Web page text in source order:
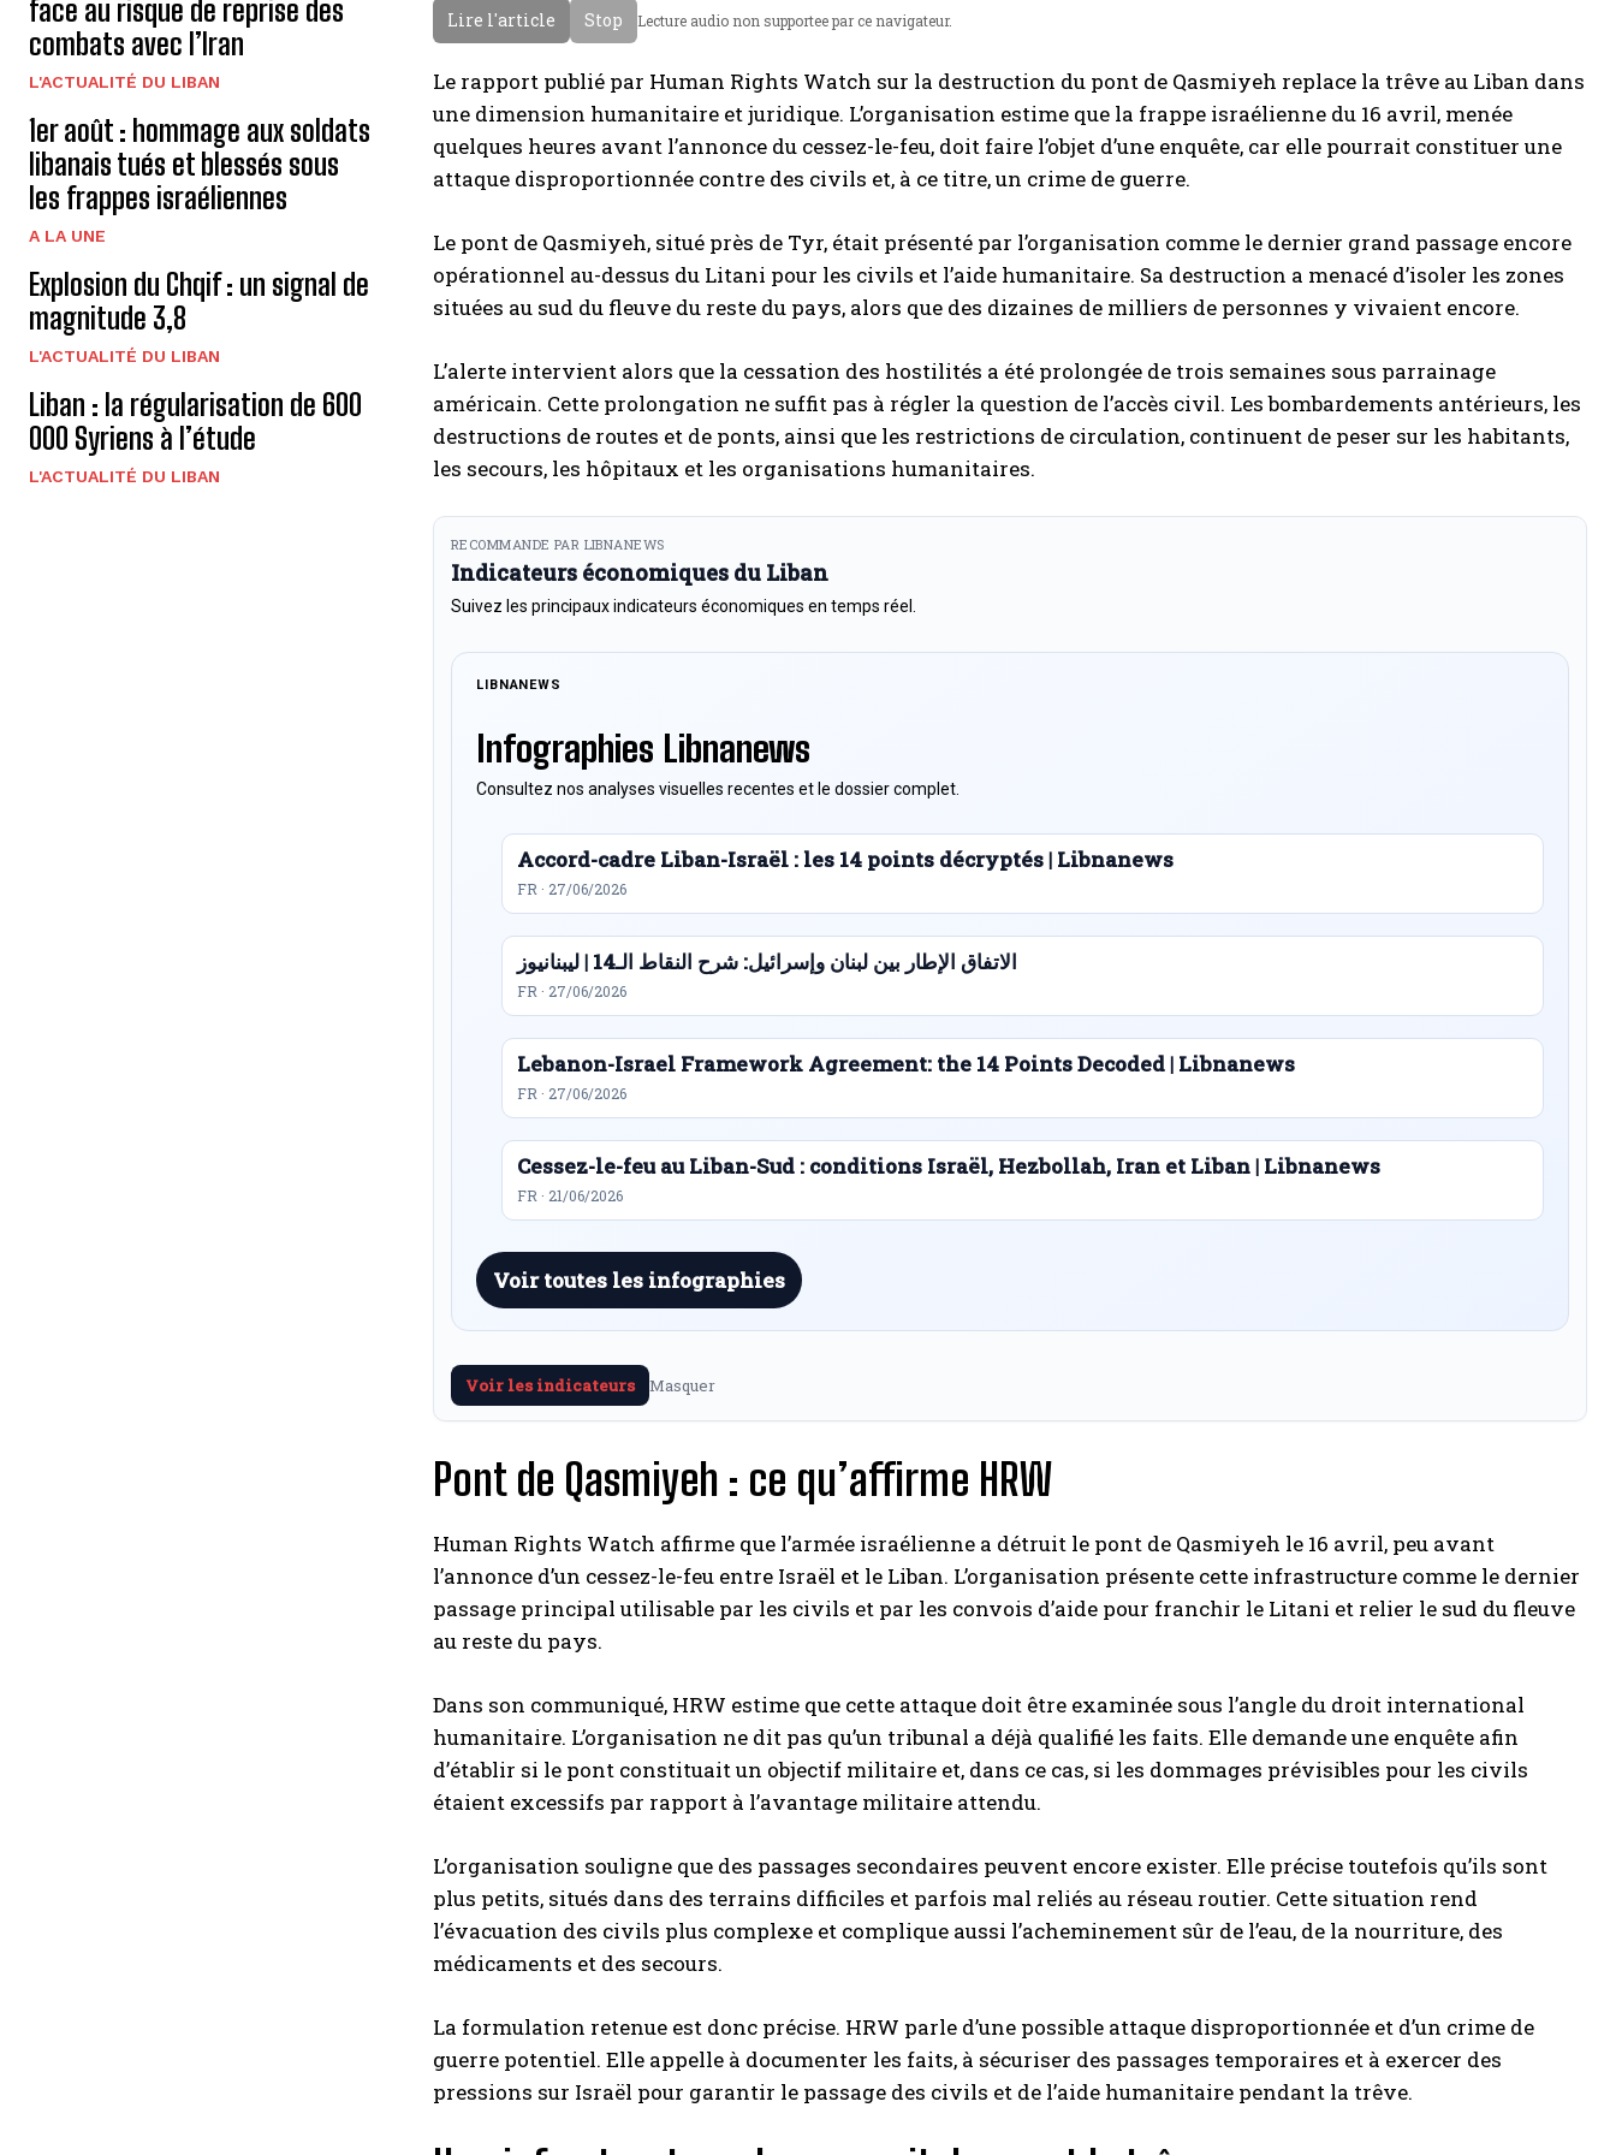
face au risque de reprise des
combats avec l’Iran
L'ACTUALITÉ DU LIBAN
1er août : hommage aux soldats
libanais tués et blessés sous
les frappes israéliennes
A LA UNE
Explosion du Chqif : un signal de
magnitude 3,8
L'ACTUALITÉ DU LIBAN
Liban : la régularisation de 600
000 Syriens à l’étude
L'ACTUALITÉ DU LIBAN
g
a
i
s
a
e
Lire l'article Stop Lecture audio non supportee par ce navigateur.
Le rapport publié par Human Rights Watch sur la destruction du pont de Qasmiyeh replace la trêve au Liban dans
une dimension humanitaire et juridique. L’organisation estime que la frappe israélienne du 16 avril, menée
quelques heures avant l’annonce du cessez-le-feu, doit faire l’objet d’une enquête, car elle pourrait constituer une
attaque disproportionnée contre des civils et, à ce titre, un crime de guerre.
Le pont de Qasmiyeh, situé près de Tyr, était présenté par l’organisation comme le dernier grand passage encore
opérationnel au-dessus du Litani pour les civils et l’aide humanitaire. Sa destruction a menacé d’isoler les zones
situées au sud du fleuve du reste du pays, alors que des dizaines de milliers de personnes y vivaient encore.
L’alerte intervient alors que la cessation des hostilités a été prolongée de trois semaines sous parrainage
américain. Cette prolongation ne suffit pas à régler la question de l’accès civil. Les bombardements antérieurs, les
destructions de routes et de ponts, ainsi que les restrictions de circulation, continuent de peser sur les habitants,
les secours, les hôpitaux et les organisations humanitaires.
RECOMMANDE PAR LIBNANEWS
Indicateurs économiques du Liban
Suivez les principaux indicateurs économiques en temps réel.
LIBNANEWS
Infographies Libnanews
Consultez nos analyses visuelles recentes et le dossier complet.
Accord-cadre Liban-Israël : les 14 points décryptés | Libnanews
FR · 27/06/2026
الاتفاق الإطار بين لبنان وإسرائيل: شرح النقاط الـ14 | ليبنانيوز
FR · 27/06/2026
Lebanon-Israel Framework Agreement: the 14 Points Decoded | Libnanews
FR · 27/06/2026
Cessez-le-feu au Liban-Sud : conditions Israël, Hezbollah, Iran et Liban | Libnanews
FR · 21/06/2026
Voir toutes les infographies
Voir les indicateurs Masquer
Pont de Qasmiyeh : ce qu’affirme HRW
Human Rights Watch affirme que l’armée israélienne a détruit le pont de Qasmiyeh le 16 avril, peu avant
l’annonce d’un cessez-le-feu entre Israël et le Liban. L’organisation présente cette infrastructure comme le dernier
passage principal utilisable par les civils et par les convois d’aide pour franchir le Litani et relier le sud du fleuve
au reste du pays.
Dans son communiqué, HRW estime que cette attaque doit être examinée sous l’angle du droit international
humanitaire. L’organisation ne dit pas qu’un tribunal a déjà qualifié les faits. Elle demande une enquête afin
d’établir si le pont constituait un objectif militaire et, dans ce cas, si les dommages prévisibles pour les civils
étaient excessifs par rapport à l’avantage militaire attendu.
L’organisation souligne que des passages secondaires peuvent encore exister. Elle précise toutefois qu’ils sont
plus petits, situés dans des terrains difficiles et parfois mal reliés au réseau routier. Cette situation rend
l’évacuation des civils plus complexe et complique aussi l’acheminement sûr de l’eau, de la nourriture, des
médicaments et des secours.
La formulation retenue est donc précise. HRW parle d’une possible attaque disproportionnée et d’un crime de
guerre potentiel. Elle appelle à documenter les faits, à sécuriser des passages temporaires et à exercer des
pressions sur Israël pour garantir le passage des civils et de l’aide humanitaire pendant la trêve.